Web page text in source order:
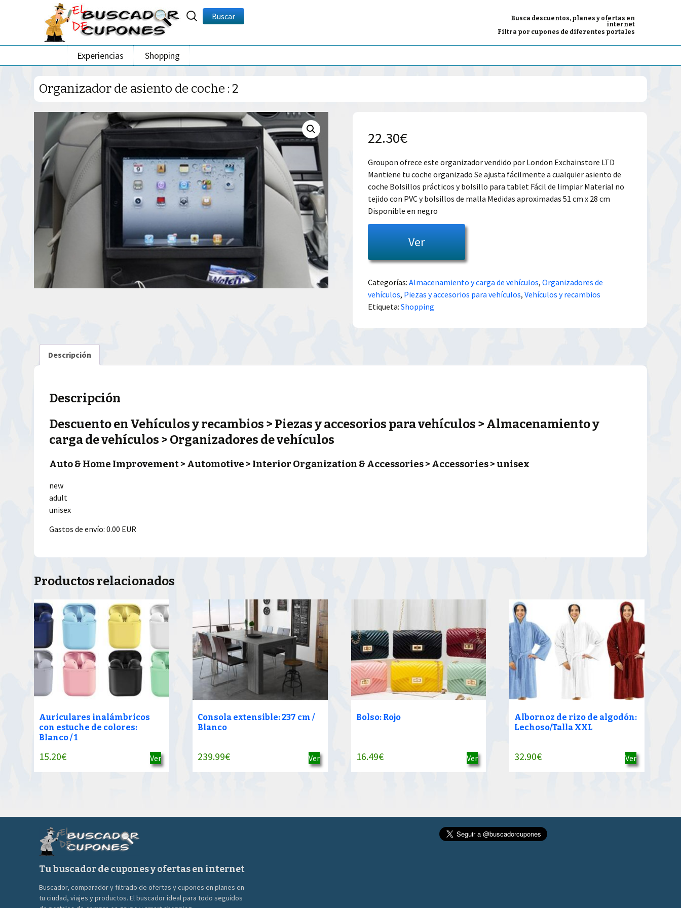
Busca descuentos, planes y ofertas en
internet
Filtra por cupones de diferentes portales
Buscar
por:
Buscar
Ir
al
contenido
Experiencias Shopping
Organizador de asiento de coche : 2
22.30€
Groupon ofrece este organizador vendido por London Exchainstore LTD
Mantiene tu coche organizado Se ajusta fácilmente a cualquier asiento de
coche Bolsillos prácticos y bolsillo para tablet Fácil de limpiar Material no
tejido con PVC y bolsillos de malla Medidas aproximadas 51 cm x 28 cm
Disponible en negro
Ver
Categorías:Almacenamiento y carga de vehículos,Organizadores de
vehículos, Piezas y accesorios para vehículos,Vehículos y recambios
Etiqueta:Shopping
Descripción
Descripción
Descuento en Vehículos y recambios > Piezas y accesorios para vehículos > Almacenamiento y
carga de vehículos > Organizadores de vehículos
Auto & Home Improvement > Automotive > Interior Organization & Accessories > Accessories > unisex
new
adult
unisex
Gastos de envío: 0.00 EUR
Productos relacionados
Auriculares inalámbricos
con estuche de colores:
Blanco / 1
15.20€ Ver
Consola extensible: 237 cm /
Blanco
239.99€ Ver
Bolso: Rojo
16.49€ Ver
Albornoz de rizo de algodón:
Lechoso/Talla XXL
32.90€ Ver
Tu buscador de cupones y ofertas en internet
Buscador, comparador y filtrado de ofertas y cupones en planes en
tu ciudad, viajes y productos. El buscador ideal para todo seguidos